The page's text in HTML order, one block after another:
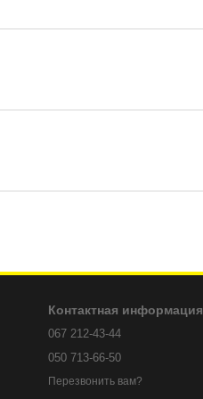
Контактная информация
067 212-43-44
050 713-66-50
Перезвонить вам?